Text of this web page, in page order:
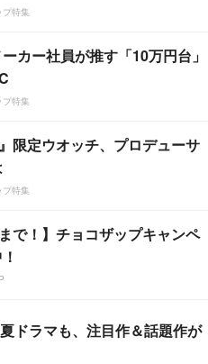
プ特集
ーカー社員が推す「10万円台」
プ特集
限定ウオッチ、プロデューサ
プ特集
で！】チョコザップキャンペ
ドラマも、注目作＆話題作が